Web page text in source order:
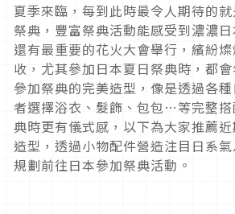
夏季來臨，每到此時最令人期待的
祭典，豐富祭典活動能感受到濃濃
還有最重要的花火大會舉行，繽紛
收，尤其參加日本夏日祭典時，都
參加祭典的完美造型，像是透過各
者選擇浴衣、髮飾、包包…等完整
典時更有儀式感，以下為大家推薦
造型，透過小物配件營造注目日系
規劃前往日本參加祭典活動。